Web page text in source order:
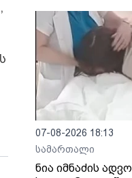
07-08-2026 18:13
სამართალი
ნია იმნაძის